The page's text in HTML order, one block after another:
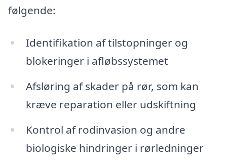
følgende:
Identifikation af tilstopninger og
blokeringer i afløbssystemet
Afsløring af skader på rør, som kan
kræve reparation eller udskiftning
Kontrol af rodinvasion og andre
biologiske hindringer i rørledninger